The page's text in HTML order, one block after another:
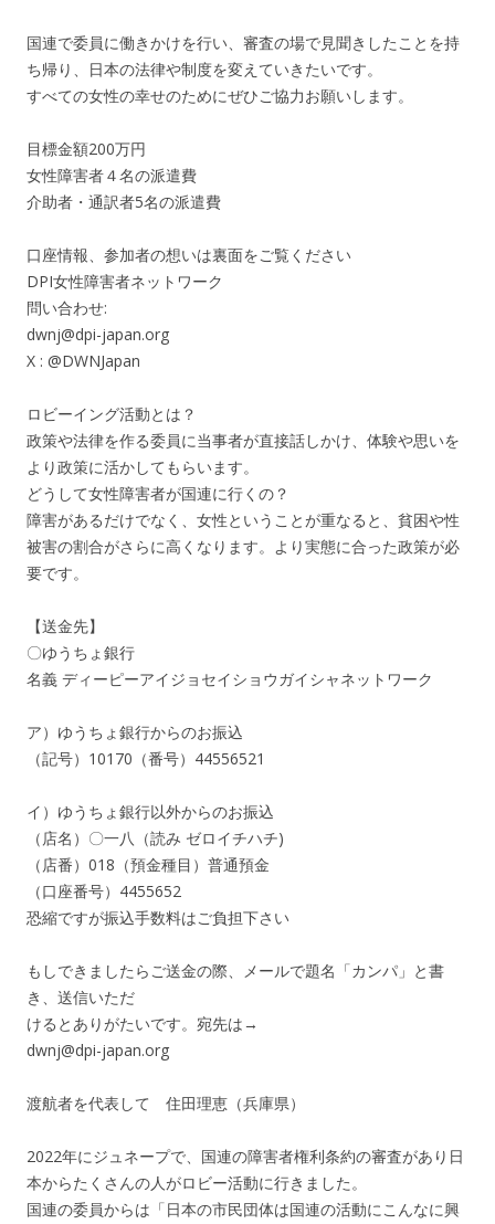
国連で委員に働きかけを行い、審査の場で見聞きしたことを持
ち帰り、日本の法律や制度を変えていきたいです。
すべての女性の幸せのためにぜひご協力お願いします。
目標金額200万円
女性障害者４名の派遣費
介助者・通訳者5名の派遣費
口座情報、参加者の想いは裏面をご覧ください
DPI女性障害者ネットワーク
問い合わせ:
dwnj@dpi-japan.org
X : @DWNJapan
ロビーイング活動とは？
政策や法律を作る委員に当事者が直接話しかけ、体験や思いを
より政策に活かしてもらいます。
どうして女性障害者が国連に行くの？
障害があるだけでなく、女性ということが重なると、貧困や性
被害の割合がさらに高くなります。より実態に合った政策が必
要です。
【送金先】
〇ゆうちょ銀行
名義 ディーピーアイジョセイショウガイシャネットワーク
ア）ゆうちょ銀行からのお振込
（記号）10170（番号）44556521
イ）ゆうちょ銀行以外からのお振込
（店名）〇一八（読み ゼロイチハチ)
（店番）018（預金種目）普通預金
（口座番号）4455652
恐縮ですが振込手数料はご負担下さい
もしできましたらご送金の際、メールで題名「カンパ」と書
き、送信いただ
けるとありがたいです。宛先は→
dwnj@dpi-japan.org
渡航者を代表して 住田理恵（兵庫県）
2022年にジュネープで、国連の障害者権利条約の審査があり日
本からたくさんの人がロビー活動に行きました。
国連の委員からは「日本の市民団体は国連の活動にこんなに興